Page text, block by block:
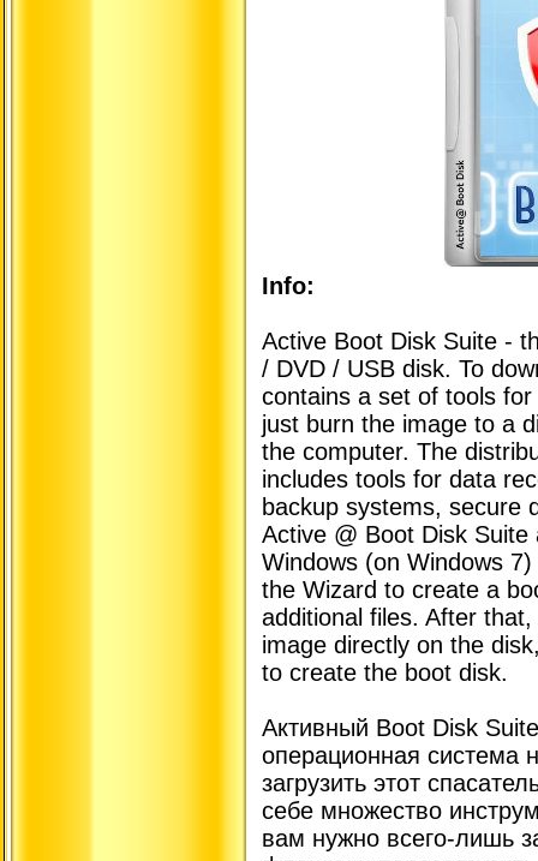
Info:
Active Boot Disk Suite -
/ DVD / USB disk. To
contains a set of tools
just burn the image to a
the computer. The
includes tools for data
backup systems, secure
Active @ Boot Disk
Windows (on Windows
the Wizard to create a
additional files. After
image directly on the
to create the boot disk.
Активный Boot Disk
операционная система
загрузить этот
себе множество
вам нужно всего-лишь